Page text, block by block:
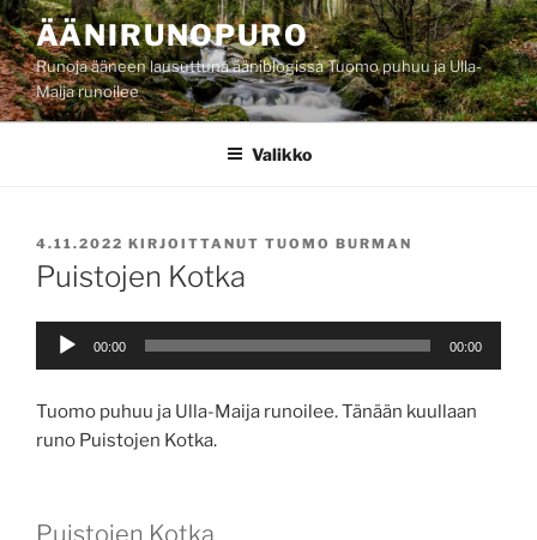
Siirry
sisältöönÄÄNIRUNOPURO
Runoja ääneen lausuttuna ääniblogissa Tuomo puhuu ja Ulla-
Maija runoilee
Valikko
JULKAISTU
4.11.2022 KIRJOITTANUT TUOMO BURMAN
Puistojen Kotka
Äänitoistin
00:00 00:00
Tuomo puhuu ja Ulla-Maija runoilee. Tänään kuullaan
runo Puistojen Kotka.